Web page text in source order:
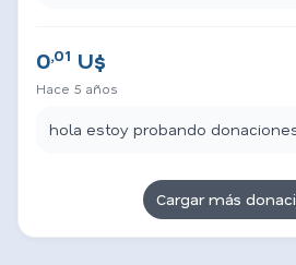
0,01 U$
Hace 5 años
hola estoy probando
Cargar más